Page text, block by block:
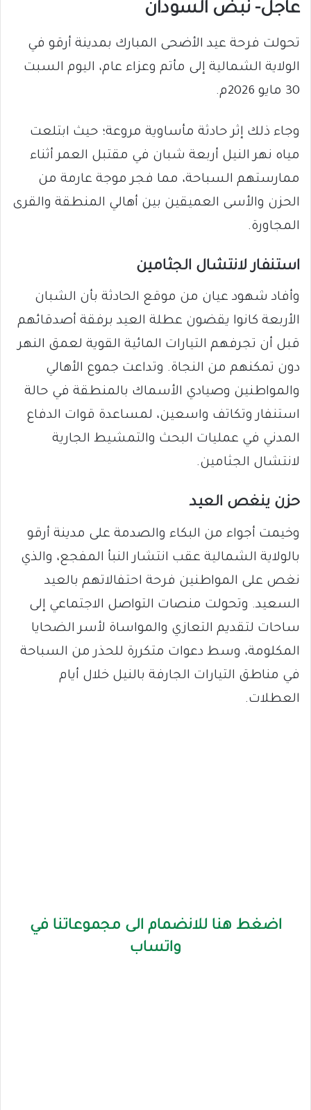
عاجل- نبض السودان
​تحولت فرحة عيد الأضحى المبارك بمدينة أرقو في
الولاية الشمالية إلى مأتم وعزاء عام، اليوم السبت
30 مايو 2026م.
وجاء ذلك إثر حادثة مأساوية مروعة؛ حيث ابتلعت
مياه نهر النيل أربعة شبان في مقتبل العمر أثناء
ممارستهم السباحة، مما فجر موجة عارمة من
الحزن والأسى العميقين بين أهالي المنطقة والقرى
المجاورة.
​استنفار لانتشال الجثامين
​وأفاد شهود عيان من موقع الحادثة بأن الشبان
الأربعة كانوا يقضون عطلة العيد برفقة أصدقائهم
قبل أن تجرفهم التيارات المائية القوية لعمق النهر
دون تمكنهم من النجاة. وتداعت جموع الأهالي
والمواطنين وصيادي الأسماك بالمنطقة في حالة
استنفار وتكاتف واسعين، لمساعدة قوات الدفاع
المدني في عمليات البحث والتمشيط الجارية
لانتشال الجثامين.
​حزن ينغص العيد
​وخيمت أجواء من البكاء والصدمة على مدينة أرقو
بالولاية الشمالية عقب انتشار النبأ المفجع، والذي
نغص على المواطنين فرحة احتفالاتهم بالعيد
السعيد. وتحولت منصات التواصل الاجتماعي إلى
ساحات لتقديم التعازي والمواساة لأسر الضحايا
المكلومة، وسط دعوات متكررة للحذر من السباحة
في مناطق التيارات الجارفة بالنيل خلال أيام
العطلات.
اضغط هنا للانضمام الى مجموعاتنا في
واتساب